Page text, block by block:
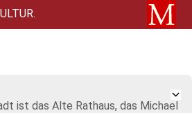
ist das Alte Rathaus, das Michael